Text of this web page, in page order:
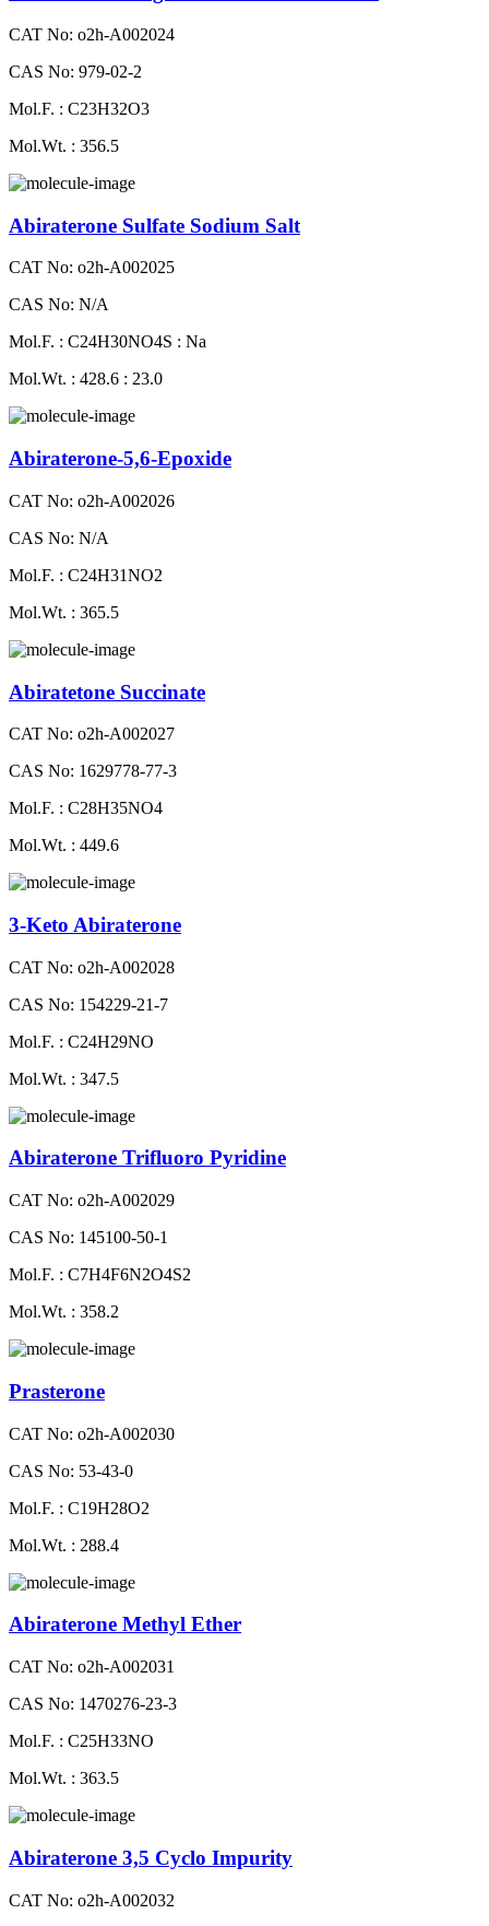
CAT No: o2h-A002024
CAS No: 979-02-2
Mol.F. : C23H32O3
Mol.Wt. : 356.5
Abiraterone Sulfate Sodium Salt
CAT No: o2h-A002025
CAS No: N/A
Mol.F. : C24H30NO4S : Na
Mol.Wt. : 428.6 : 23.0
Abiraterone-5,6-Epoxide
CAT No: o2h-A002026
CAS No: N/A
Mol.F. : C24H31NO2
Mol.Wt. : 365.5
Abiratetone Succinate
CAT No: o2h-A002027
CAS No: 1629778-77-3
Mol.F. : C28H35NO4
Mol.Wt. : 449.6
3-Keto Abiraterone
CAT No: o2h-A002028
CAS No: 154229-21-7
Mol.F. : C24H29NO
Mol.Wt. : 347.5
Abiraterone Trifluoro Pyridine
CAT No: o2h-A002029
CAS No: 145100-50-1
Mol.F. : C7H4F6N2O4S2
Mol.Wt. : 358.2
Prasterone
CAT No: o2h-A002030
CAS No: 53-43-0
Mol.F. : C19H28O2
Mol.Wt. : 288.4
Abiraterone Methyl Ether
CAT No: o2h-A002031
CAS No: 1470276-23-3
Mol.F. : C25H33NO
Mol.Wt. : 363.5
Abiraterone 3,5 Cyclo Impurity
CAT No: o2h-A002032